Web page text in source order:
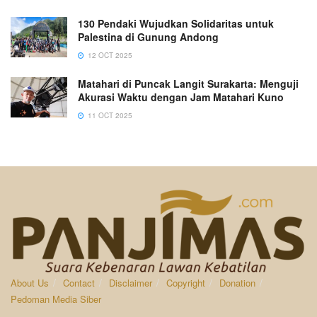
130 Pendaki Wujudkan Solidaritas untuk
Palestina di Gunung Andong
12 OCT 2025
Matahari di Puncak Langit Surakarta: Menguji
Akurasi Waktu dengan Jam Matahari Kuno
11 OCT 2025
About Us Contact Disclaimer Copyright
Donation
Pedoman Media Siber